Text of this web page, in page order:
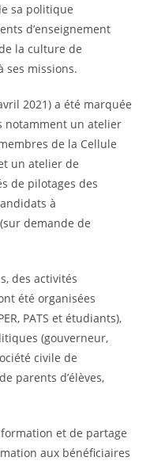
sa politique
d’enseignement
la culture de
ses missions.
2021) a été marquée
notamment un atelier
de la Cellule
un atelier de
de pilotages des
à
demande de
des activités
été organisées
PATS et étudiants),
(gouverneur,
civile de
parents d’élèves,
et de partage
aux bénéficiaires